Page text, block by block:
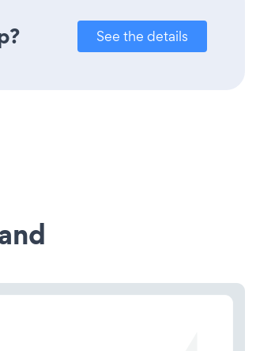
See the details